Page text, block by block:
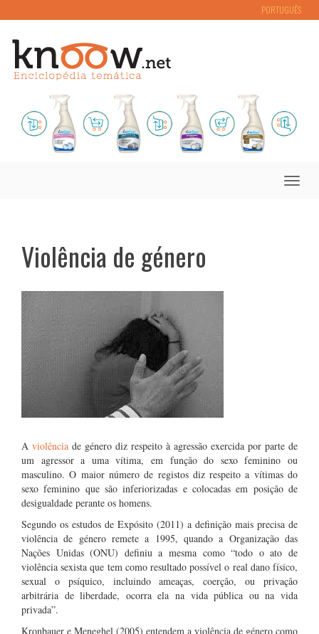
PORTUGUÊS
Toggle
Violência de género
A violência de género diz respeito à agressão exercida por parte de
um agressor a uma vítima, em função do sexo feminino ou
masculino. O maior número de registos diz respeito a vítimas do
sexo feminino que são inferiorizadas e colocadas em posição de
desigualdade perante os homens.
Segundo os estudos de Expósito (2011) a definição mais precisa de
violência de género remete a 1995, quando a Organização das
Nações Unidas (ONU) definiu a mesma como “todo o ato de
violência sexista que tem como resultado possível o real dano físico,
sexual o psíquico, incluindo ameaças, coerção, ou privação
arbitrária de liberdade, ocorra ela na vida pública ou na vida
privada”.
Kronbauer e Meneghel (2005) entendem a violência de género como